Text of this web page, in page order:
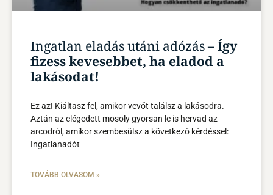
Ingatlan eladás utáni adózás– Így
fizess kevesebbet, ha eladod a
lakásodat!
Ez az! Kiáltasz fel, amikor vevőt találsz a lakásodra.
Aztán az elégedett mosoly gyorsan le is hervad az
arcodról, amikor szembesülsz a következő kérdéssel:
Ingatlanadót
TOVÁBB OLVASOM »